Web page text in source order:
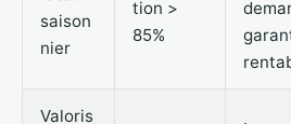
saison
nier
tion >
85%
Valoris